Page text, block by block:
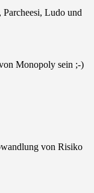
Ludo und
Monopoly sein ;-)
von Risiko